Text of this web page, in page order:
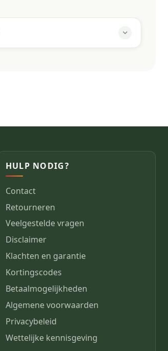
HULP NODIG?
Contact
Retourneren
Veelgestelde vragen
Disclaimer
Klachten en garantie
Kortingscodes
Betaalmogelijkheden
Algemene voorwaarden
Privacybeleid
Wettelijke kennisgeving